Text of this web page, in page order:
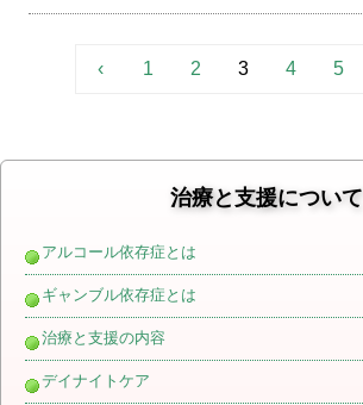
‹ 1 2 3 4 5
治療と支援について
アルコール依存症とは
ギャンブル依存症とは
治療と支援の内容
デイナイトケア